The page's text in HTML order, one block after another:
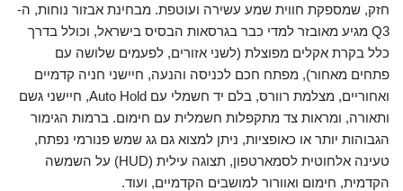
חזק, שמספקת חווית שמע עשירה ועוטפת. מבחינת אבזור נוחות, ה-
Q3 מגיע מאובזר למדי כבר בגרסאות הבסיס בישראל, וכולל בדרך
כלל בקרת אקלים מפוצלת (לשני אזורים, לפעמים שלושה עם
פתחים מאחור), מפתח חכם לכניסה והנעה, חיישני חניה קדמיים
ואחוריים, מצלמת רוורס, בלם יד חשמלי עם Auto Hold, חיישני גשם
ותאורה, ומראות צד מתקפלות חשמלית עם חימום. ברמות הגימור
הגבוהות יותר או כאופציות, ניתן למצוא גם גג שמש פנורמי נפתח,
טעינה אלחוטית לסמארטפון, תצוגה עילית (HUD) על השמשה
הקדמית, חימום ואוורור למושבים הקדמיים, ועוד.